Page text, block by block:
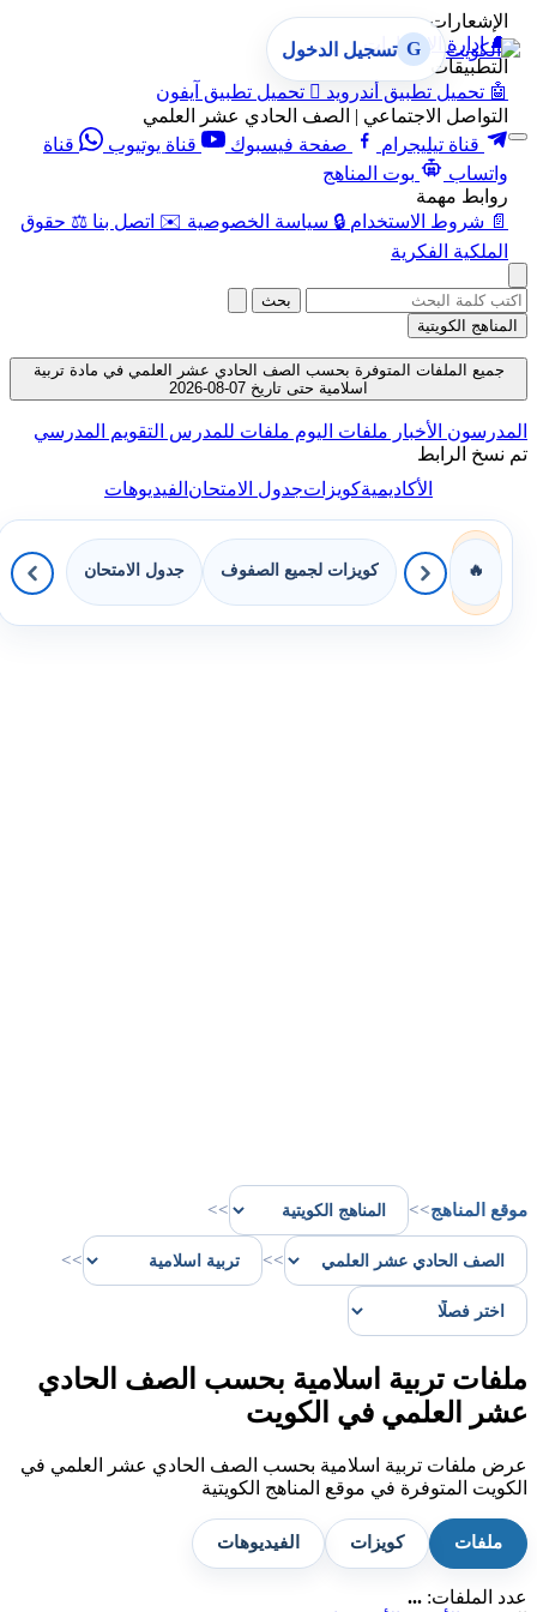
الإشعارات
🔔 إدارة الإشعارات
التطبيقات
🤖 تحميل تطبيق أندرويد  تحميل تطبيق آيفون
التواصل الاجتماعي | الصف الحادي عشر العلمي
قناة تيليجرام
صفحة فيسبوك قناة يوتيوب
قناة
واتساب
بوت المناهج
روابط مهمة
📄 شروط الاستخدام 🔒 سياسة الخصوصية ✉️ اتصل بنا ⚖️ حقوق
الملكية الفكرية
G تسجيل الدخول
بحث
المناهج الكويتية
جميع الملفات المتوفرة بحسب الصف الحادي عشر العلمي في مادة تربية
اسلامية حتى تاريخ 07-08-2026
المدرسون الأخبار ملفات اليوم ملفات للمدرس التقويم المدرسي
تم نسخ الرابط
الأكاديميةكويزاتجدول الامتحانالفيديوهات
🔥 كويزات لجميع الصفوف جدول الامتحان
موقع المناهج>>
>>
>>
>>
ملفات تربية اسلامية بحسب الصف الحادي
عشر العلمي في الكويت
عرض ملفات تربية اسلامية بحسب الصف الحادي عشر العلمي في
الكويت المتوفرة في موقع المناهج الكويتية
ملفات كويزات الفيديوهات
عدد الملفات: ...